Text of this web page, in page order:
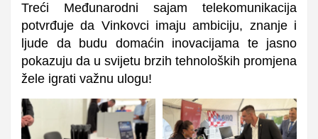
Treći Međunarodni sajam telekomunikacija
potvrđuje da Vinkovci imaju ambiciju, znanje i
ljude da budu domaćin inovacijama te jasno
pokazuju da u svijetu brzih tehnoloških promjena
žele igrati važnu ulogu!